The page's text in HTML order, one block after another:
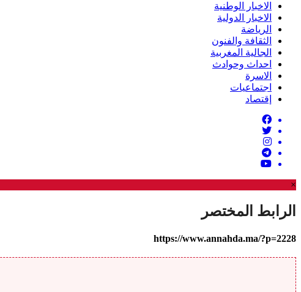
الاخبار الوطنية
الاخبار الدولية
الرياضة
الثقافة والفنون
الجالية المغربية
احداث وحوادث
الاسرة
اجتماعيات
إقتصاد
×
الرابط المختصر
https://www.annahda.ma/?p=2228